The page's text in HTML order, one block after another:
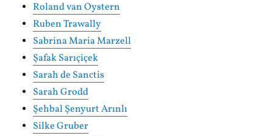
Roland van Oystern
Ruben Trawally
Sabrina Maria Marzell
Şafak Sarıçiçek
Sarah de Sanctis
Sarah Grodd
Şehbal Şenyurt Arınlı
Silke Gruber